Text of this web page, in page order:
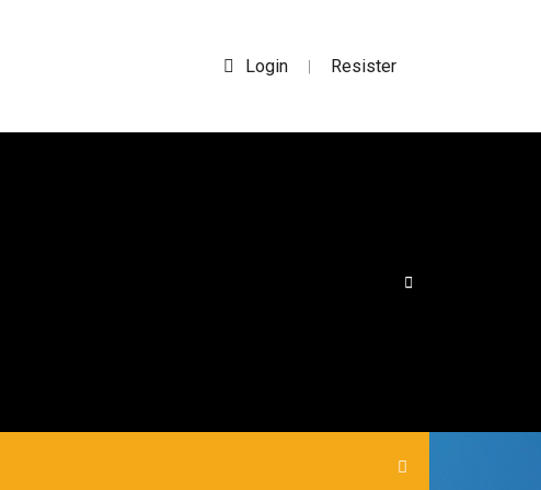
Login | Resister